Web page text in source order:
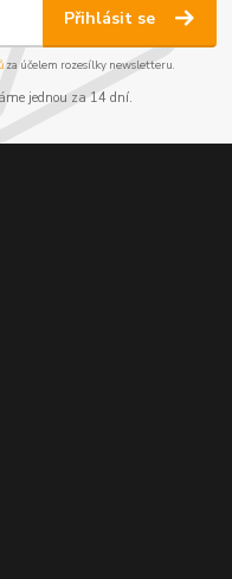
Přihlásit se
za účelem rozesílky newsletteru.
jednou za 14 dní.